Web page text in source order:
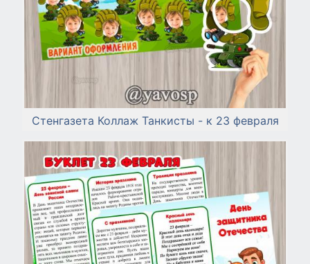
Стенгазета Коллаж Танкисты - к 23 февраля